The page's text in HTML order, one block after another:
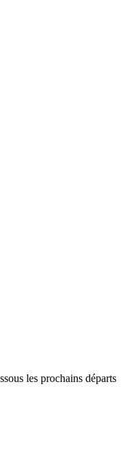
les prochains départs